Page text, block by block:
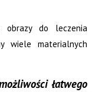
obrazy do leczenia
wiele materialnych
łatwego